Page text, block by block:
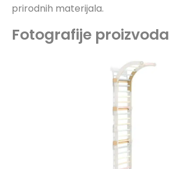
prirodnih materijala.
Fotografije proizvoda